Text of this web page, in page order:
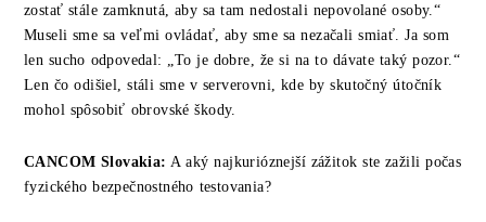
zostať stále zamknutá, aby sa tam nedostali nepovolané osoby.“
Museli sme sa veľmi ovládať, aby sme sa nezačali smiať. Ja som
len sucho odpovedal: „To je dobre, že si na to dávate taký pozor.“
Len čo odišiel, stáli sme v serverovni, kde by skutočný útočník
mohol spôsobiť obrovské škody.
CANCOMSlovakia: A aký najkurióznejší zážitok ste zažili počas
fyzického bezpečnostného testovania?